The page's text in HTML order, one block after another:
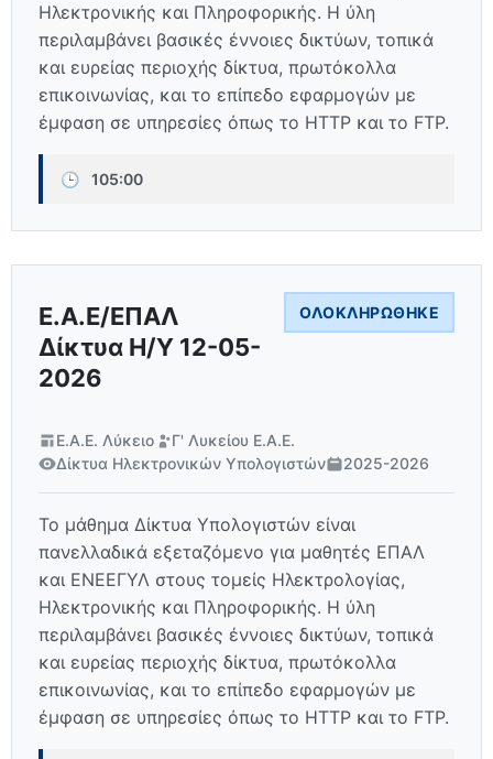
Ηλεκτρονικής και Πληροφορικής. Η ύλη
περιλαμβάνει βασικές έννοιες δικτύων, τοπικά
και ευρείας περιοχής δίκτυα, πρωτόκολλα
επικοινωνίας, και το επίπεδο εφαρμογών με
έμφαση σε υπηρεσίες όπως το HTTP και το FTP.
🕒 105:00
Ε.Α.Ε/ΕΠΑΛ
Δίκτυα Η/Υ 12-05-
2026
ΟΛΟΚΛΗΡΏΘΗΚΕ
Ε.Α.Ε. Λύκειο
Γ' Λυκείου Ε.Α.Ε.
Δίκτυα Ηλεκτρονικών Υπολογιστών
2025-2026
Το μάθημα Δίκτυα Υπολογιστών είναι
πανελλαδικά εξεταζόμενο για μαθητές ΕΠΑΛ
και ΕΝΕΕΓΥΛ στους τομείς Ηλεκτρολογίας,
Ηλεκτρονικής και Πληροφορικής. Η ύλη
περιλαμβάνει βασικές έννοιες δικτύων, τοπικά
και ευρείας περιοχής δίκτυα, πρωτόκολλα
επικοινωνίας, και το επίπεδο εφαρμογών με
έμφαση σε υπηρεσίες όπως το HTTP και το FTP.